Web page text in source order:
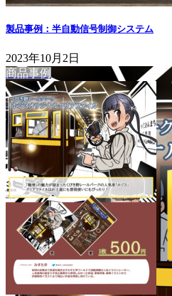
製品事例：半自動信号制御システム
2023年10月2日
商品事例